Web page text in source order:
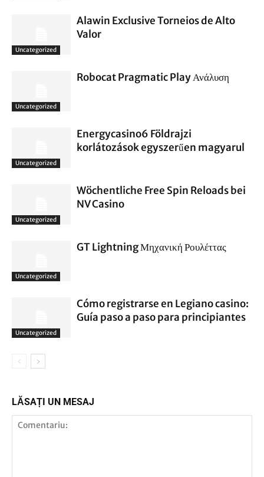
Uncategorized
Alawin Exclusive Torneios de Alto
Valor
Uncategorized
Robocat Pragmatic Play Ανάλυση
Uncategorized
Energycasino6 Földrajzi
korlátozások egyszerűen magyarul
Uncategorized
Wöchentliche Free Spin Reloads bei
NV Casino
Uncategorized
GT Lightning Μηχανική Ρουλέττας
Uncategorized
Cómo registrarse en Legiano casino:
Guía paso a paso para principiantes
LĂSAȚI UN MESAJ